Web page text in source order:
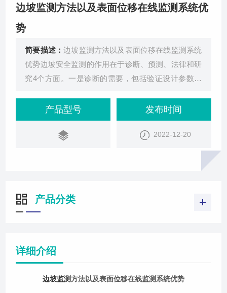
边坡监测方法以及表面位移在线监测系统优
势
简要描述：边坡监测方法以及表面位移在线监测系统
优势边坡安全监测的作用在于诊断、预测、法律和研
究4个方面。一是诊断的需要，包括验证设计参数改
进；对不安全迹象和险情的诊断并采取措施进行加
固；以及验证边坡处于良好的正常状态。二是预测的
需要，运用长期积累的观测资料掌握变化规律，对边
坡的未来状态作出及时有效的预报。三是法律的需
产品型号 发布时间
2022-12-20
产品分类
详细介绍
边坡监测方法以及表面位移在线监测系统优势